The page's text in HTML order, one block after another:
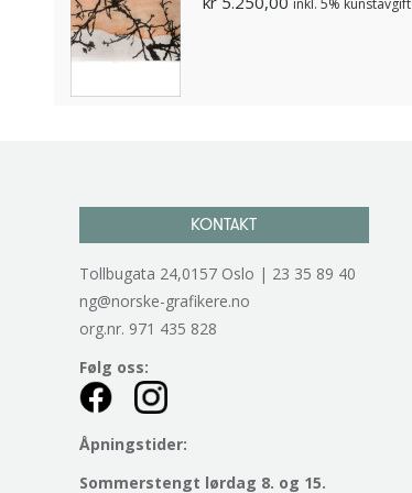
KONTAKT
Tollbugata 24,0157 Oslo | 23 35 89 40
ng@norske-grafikere.no
org.nr. 971 435 828
Følg oss:
Åpningstider:
Sommerstengt lørdag 8. og 15.